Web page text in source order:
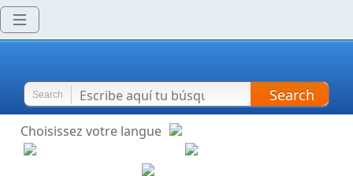
Search Search
Choisissez votre langue